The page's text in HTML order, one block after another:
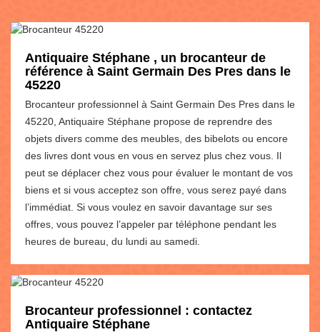
Antiquaire Stéphane , un brocanteur de
référence à Saint Germain Des Pres dans le
45220
Brocanteur professionnel à Saint Germain Des Pres dans le
45220, Antiquaire Stéphane propose de reprendre des
objets divers comme des meubles, des bibelots ou encore
des livres dont vous en vous en servez plus chez vous. Il
peut se déplacer chez vous pour évaluer le montant de vos
biens et si vous acceptez son offre, vous serez payé dans
l’immédiat. Si vous voulez en savoir davantage sur ses
offres, vous pouvez l’appeler par téléphone pendant les
heures de bureau, du lundi au samedi.
Brocanteur professionnel : contactez
Antiquaire Stéphane